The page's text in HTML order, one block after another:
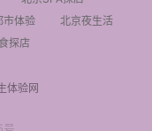
市体验
北京夜生活
探店
体验网